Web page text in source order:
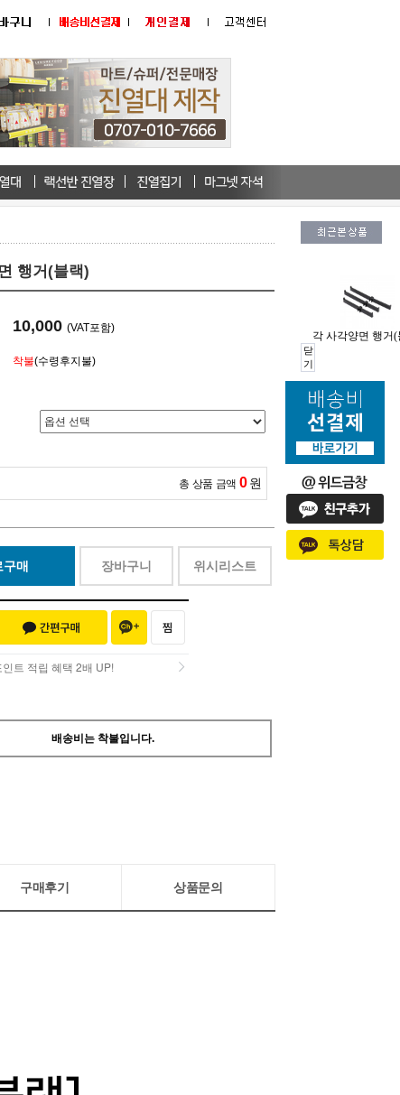
각 사각양면 행거(
닫
기
행거(블랙)
10,000 (VAT포함)
착불(수령후지불)
총 상품 금액 0 원
구매 장바구니 위시리스트
트 적립 혜택 2배 UP!
배송비는 착불입니다.
구매후기 상품문의